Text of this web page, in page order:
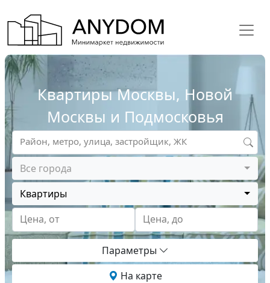
Квартиры Москвы, Новой
Москвы и Подмосковья
Все города
Квартиры
Цена, от
Цена, до
Район, метро, улица, застройщик, ЖК
Параметры
На карте